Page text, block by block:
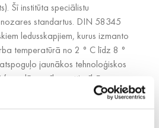
Šī institūta speciālistu
standartus. DIN 58345
ledusskapjiem, kurus izmanto
temperatūrā no 2 ° C līdz 8 °
jaunākos tehnoloģiskos
formulē prasības attiecībā uz